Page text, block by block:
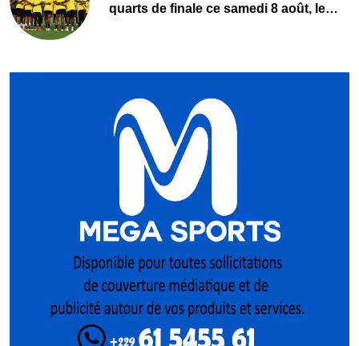
quarts de finale ce samedi 8 août, le